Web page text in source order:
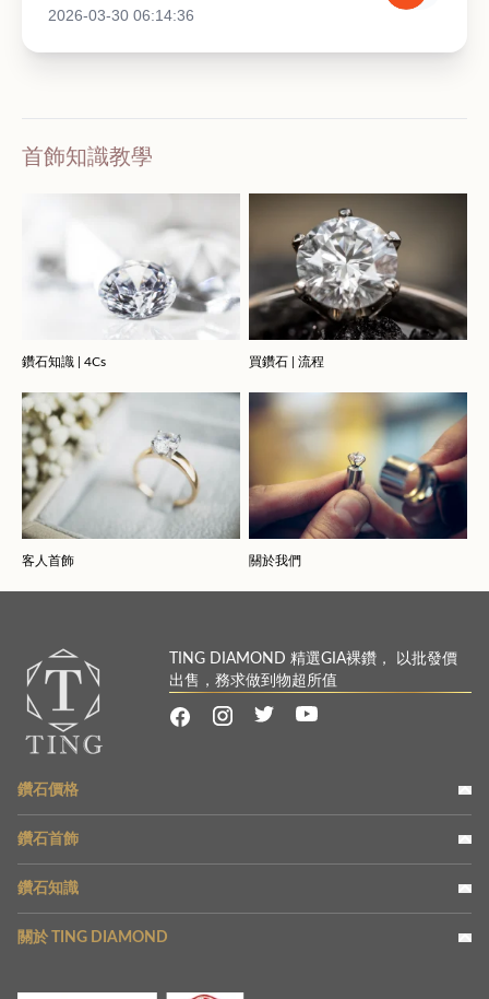
2026-03-30 06:14:36
首飾知識教學
鑽石知識 | 4Cs 買鑽石 | 流程
客人首飾 關於我們
TING DIAMOND 精選GIA裸鑽， 以批發價
出售，務求做到物超所值
鑽石價格
鑽石首飾
鑽石知識
關於 TING DIAMOND